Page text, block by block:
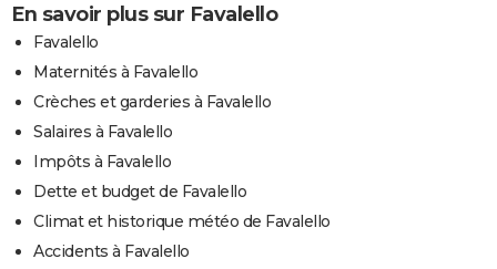
En savoir plus sur Favalello
Favalello
Maternités à Favalello
Crèches et garderies à Favalello
Salaires à Favalello
Impôts à Favalello
Dette et budget de Favalello
Climat et historique météo de Favalello
Accidents à Favalello